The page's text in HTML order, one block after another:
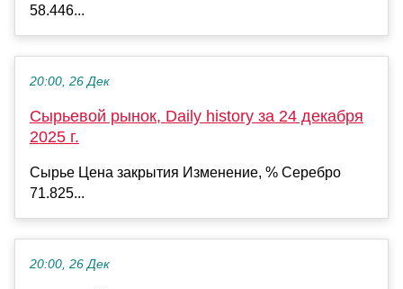
58.446...
20:00, 26 Дек
Сырьевой рынок, Daily history за 24 декабря
2025 г.
Сырье Цена закрытия Изменение, % Серебро
71.825...
20:00, 26 Дек